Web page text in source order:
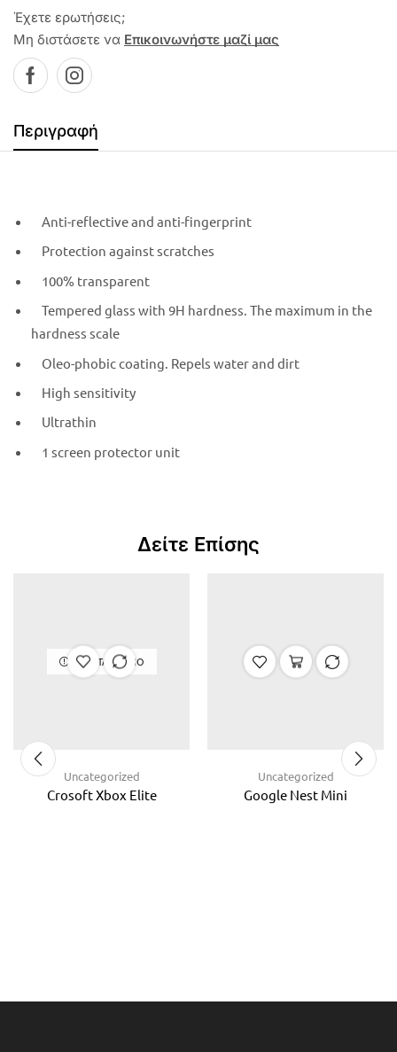
Έχετε ερωτήσεις;
Μη διστάσετε να Επικοινωνήστε μαζί μας
Περιγραφή
Anti-reflective and anti-fingerprint
Protection against scratches
100% transparent
Tempered glass with 9H hardness. The maximum in the
hardness scale
Oleo-phobic coating. Repels water and dirt
High sensitivity
Ultrathin
1 screen protector unit
Δείτε Επίσης
ΕΞΑΝΤΛΗΜΈΝΟ
Uncategorized
Crosoft Xbox Elite
Uncategorized
Google Nest Mini